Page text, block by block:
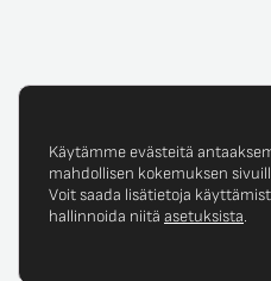
© Copyright 2025
Käytämme evästeitä
mahdollisen kokemuksen
Voit saada lisätietoja
hallinnoida niitä asetuksista.